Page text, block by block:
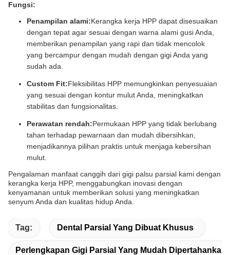
Fungsi:
Penampilan alami:Kerangka kerja HPP dapat disesuaikan
dengan tepat agar sesuai dengan warna alami gusi Anda,
memberikan penampilan yang rapi dan tidak mencolok
yang bercampur dengan mudah dengan gigi Anda yang
sudah ada.
Custom Fit:Fleksibilitas HPP memungkinkan penyesuaian
yang sesuai dengan kontur mulut Anda, meningkatkan
stabilitas dan fungsionalitas.
Perawatan rendah:Permukaan HPP yang tidak berlubang
tahan terhadap pewarnaan dan mudah dibersihkan,
menjadikannya pilihan praktis untuk menjaga kebersihan
mulut.
Pengalaman manfaat canggih dari gigi palsu parsial kami dengan
kerangka kerja HPP, menggabungkan inovasi dengan
kenyamanan untuk memberikan solusi yang meningkatkan
senyum Anda dan kualitas hidup Anda.
Tag: Dental Parsial Yang Dibuat Khusus
Perlengkapan Gigi Parsial Yang Mudah Dipertahankan